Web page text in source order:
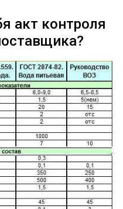
акт контроля